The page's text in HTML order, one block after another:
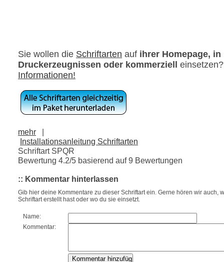
Sie wollen die Schriftarten auf ihrer Homepage, in
Druckerzeugnissen oder kommerziell
Informationen!
mehr
|
Installationsanleitung Schriftarten
Schriftart SPQR
Bewertung 4.2/5 basierend auf9 Bewertungen
:: Kommentar hinterlassen
Gib hier deine Kommentare zu dieser Schriftart ein. Gerne hören wir auch,
Schriftart erstellt hast oder wo du sie einsetzt.
Name:
Kommentar: